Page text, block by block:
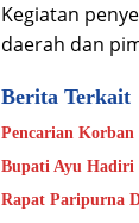
Kegiatan
daerah dan
Berita Terkait
Bupati Ayu
Rapat Paripurna